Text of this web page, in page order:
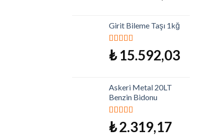
Girit Bileme Taşı 1kğ
5 üzerinden
5.00oy aldı
₺15.592,03
Askeri Metal 20LT
Benzin Bidonu
5 üzerinden
5.00oy aldı
₺2.319,17